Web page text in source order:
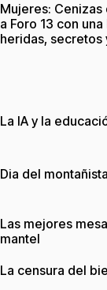
Mujeres:
a Foro 13 con
heridas, secretos
La IA y la
Dia del montañista
Las mejores
mantel
La censura del